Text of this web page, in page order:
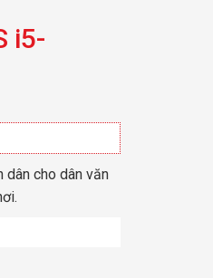
i5-
dân cho dân văn